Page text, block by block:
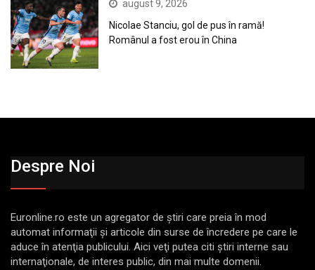
august 9, 2026
Nicolae Stanciu, gol de pus în ramă!
Românul a fost erou în China
Despre Noi
Euronline.ro este un agregator de ştiri care preia în mod
automat informaţii şi articole din surse de încredere pe care le
aduce în atenţia publicului. Aici veţi putea citi ştiri interne sau
internaţionale, de interes public, din mai multe domenii.